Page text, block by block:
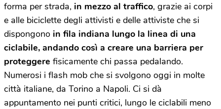
forma per strada, in mezzo al traffico, grazie ai corpi
e alle biciclette degli attivisti e delle attiviste che si
dispongono in fila indiana lungo la linea di una
ciclabile, andando così a creare una barriera per
proteggere fisicamente chi passa pedalando.
Numerosi i flash mob che si svolgono oggi in molte
città italiane, da Torino a Napoli. Ci si dà
appuntamento nei punti critici, lungo le ciclabili meno